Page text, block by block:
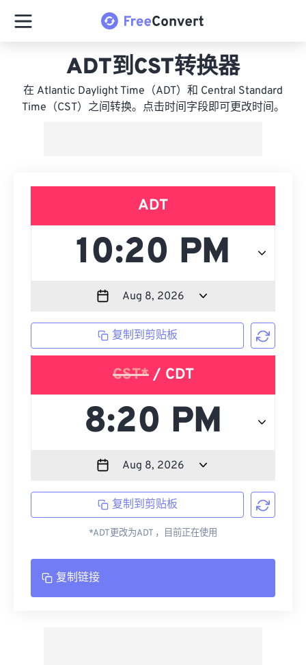
ADT到CST转换器
在 Atlantic Daylight Time（ADT）和 Central Standard
Time（CST）之间转换。点击时间字段即可更改时间。
ADT
复制到剪贴板
CST*/ CDT
复制到剪贴板
*ADT更改为ADT ，目前正在使用
复制链接